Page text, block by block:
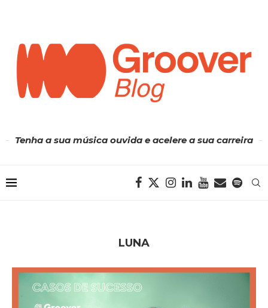
Tenha a sua música ouvida e acelere a sua carreira
LUNA